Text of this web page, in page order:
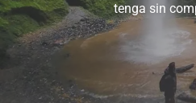
tenga sin